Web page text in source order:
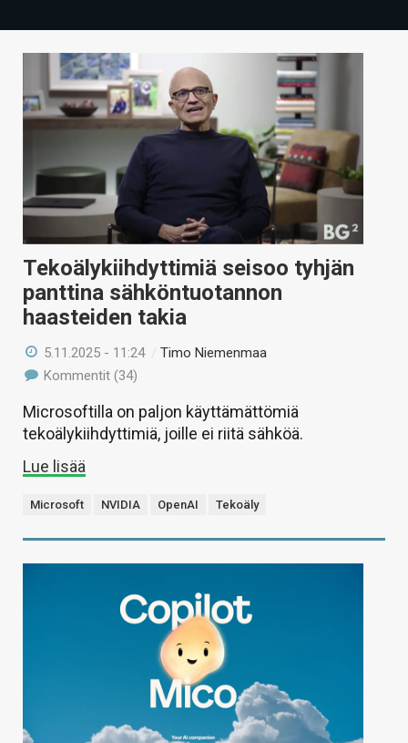
TECHBBS
HINTA.FI
VAIHDA TEEMA
HAKU
Tekoälykiihdyttimiä seisoo tyhjän
panttina sähköntuotannon
haasteiden takia
5.11.2025 - 11:24 /Timo Niemenmaa
Kommentit (34)
Microsoftilla on paljon käyttämättömiä
tekoälykiihdyttimiä, joille ei riitä sähköä.
Lue lisää
Microsoft NVIDIA OpenAI Tekoäly